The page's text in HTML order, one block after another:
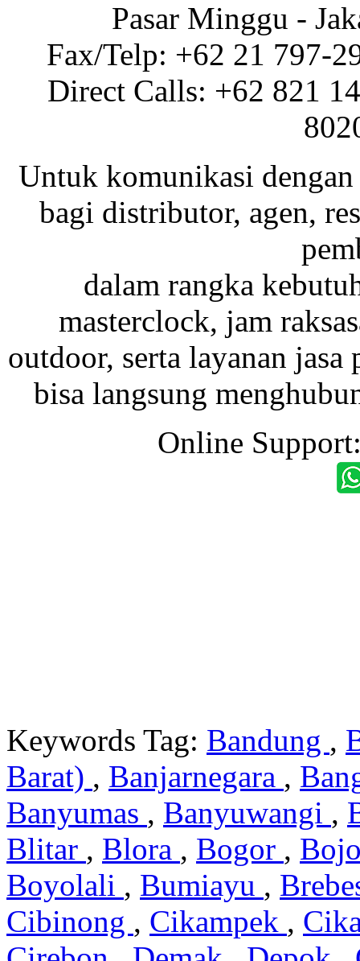
Pasar Minggu -
Fax/Telp: +62 21 797-
Direct Calls: +62 821
Untuk komunikasi dengan
bagi distributor, agen,
dalam rangka
masterclock, jam
outdoor, serta layanan
bisa langsung
Online
Keywords Tag: Bandung ,
Barat) , Banjarnegara ,
Banyumas , Banyuwangi ,
Blitar , Blora , Bogor ,
Boyolali , Bumiayu ,
Cibinong , Cikampek ,